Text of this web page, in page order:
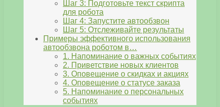
Шаг 3: Подготовьте текст скрипта
для робота
Шаг 4: Запустите автообзвон
Шаг 5: Отслеживайте результаты
Примеры эффективного использования
автообзвона роботом в…
1. Напоминание о важных событиях
2. Приветствие новых клиентов
3. Оповещение о скидках и акциях
4. Оповещение о статусе заказа
5. Напоминание о персональных
событиях